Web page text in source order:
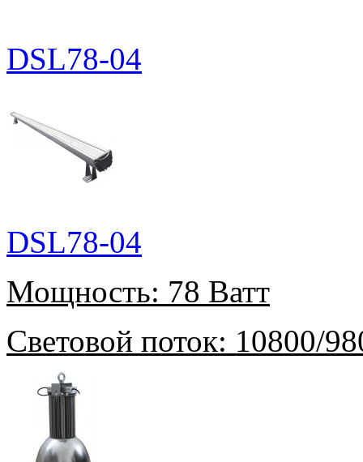
DSL78-04
DSL78-04
Мощность: 78 Ватт
Световой поток: 10800/